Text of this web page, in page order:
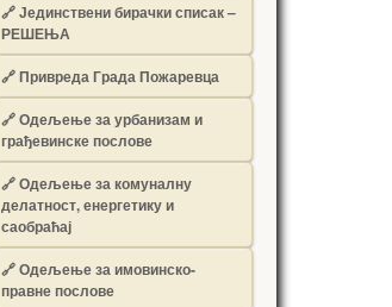
🔗Јединствени бирачки списак –
РЕШЕЊА
🔗Привреда Града Пожаревца
🔗Одељење за урбанизам и
грађевинске послове
🔗Одељење за комуналну
делатност, енергетику и
саобраћај
🔗Одељење за имовинско-
правне послове